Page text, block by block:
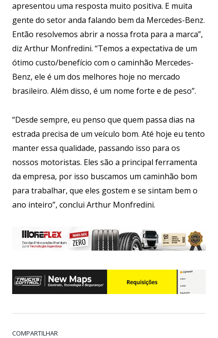
apresentou uma resposta muito positiva. E muita
gente do setor anda falando bem da Mercedes-Benz.
Então resolvemos abrir a nossa frota para a marca”,
diz Arthur Monfredini. “Temos a expectativa de um
ótimo custo/benefício com o caminhão Mercedes-
Benz, ele é um dos melhores hoje no mercado
brasileiro. Além disso, é um nome forte e de peso”.
“Desde sempre, eu penso que quem passa dias na
estrada precisa de um veículo bom. Até hoje eu tento
manter essa qualidade, passando isso para os
nossos motoristas. Eles são a principal ferramenta
da empresa, por isso buscamos um caminhão bom
para trabalhar, que eles gostem e se sintam bem o
ano inteiro”, conclui Arthur Monfredini.
COMPARTILHAR